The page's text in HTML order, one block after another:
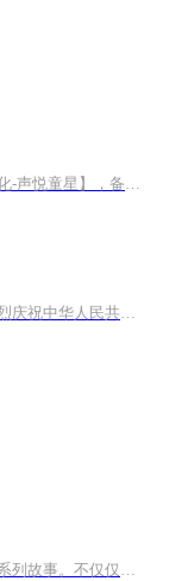
扫码添加声悦童星老师【造梦者文化-声悦童星】，备注“诵读打卡”报名，已添加好友的，直接发送“诵读打卡”报名，报名成功后进入社群。
家有山河锦绣，国有岁月芳华。热烈庆祝中华人民共和国成立73周年！
祖国妈妈生日，我们一起来听一听系列故事。不仅仅有《我的祖国》，还有红军故事，也有关于战争的故事，让大家体会到和平年代的不易。